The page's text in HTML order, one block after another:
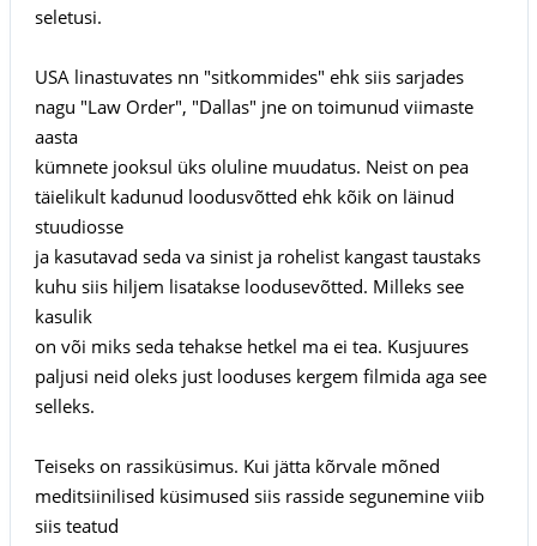
seletusi.
USA linastuvates nn "sitkommides" ehk siis sarjades
nagu "Law Order", "Dallas" jne on toimunud viimaste
aasta
kümnete jooksul üks oluline muudatus. Neist on pea
täielikult kadunud loodusvõtted ehk kõik on läinud
stuudiosse
ja kasutavad seda va sinist ja rohelist kangast taustaks
kuhu siis hiljem lisatakse loodusevõtted. Milleks see
kasulik
on või miks seda tehakse hetkel ma ei tea. Kusjuures
paljusi neid oleks just looduses kergem filmida aga see
selleks.
Teiseks on rassiküsimus. Kui jätta kõrvale mõned
meditsiinilised küsimused siis rasside segunemine viib
siis teatud